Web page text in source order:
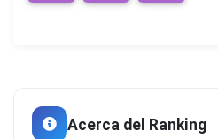
Acerca del Ranking